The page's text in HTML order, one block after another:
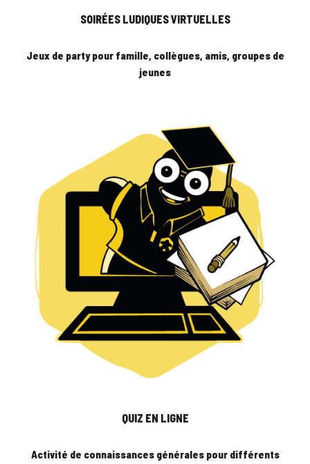
SOIRÉES LUDIQUES VIRTUELLES
Jeux de party pour famille, collègues, amis, groupes de
jeunes
QUIZ EN LIGNE
Activité de connaissances générales pour différents